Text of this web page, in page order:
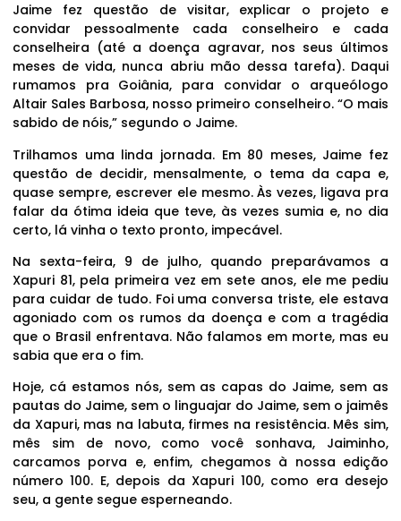
Jaime fez questão de visitar, explicar o projeto e
convidar pessoalmente cada conselheiro e cada
conselheira (até a doença agravar, nos seus últimos
meses de vida, nunca abriu mão dessa tarefa). Daqui
rumamos pra Goiânia, para convidar o arqueólogo
Altair Sales Barbosa, nosso primeiro conselheiro. “O mais
sabido de nóis,” segundo o Jaime.
Trilhamos uma linda jornada. Em 80 meses, Jaime fez
questão de decidir, mensalmente, o tema da capa e,
quase sempre, escrever ele mesmo. Às vezes, ligava pra
falar da ótima ideia que teve, às vezes sumia e, no dia
certo, lá vinha o texto pronto, impecável.
Na sexta-feira, 9 de julho, quando preparávamos a
Xapuri 81, pela primeira vez em sete anos, ele me pediu
para cuidar de tudo. Foi uma conversa triste, ele estava
agoniado com os rumos da doença e com a tragédia
que o Brasil enfrentava. Não falamos em morte, mas eu
sabia que era o fim.
Hoje, cá estamos nós, sem as capas do Jaime, sem as
pautas do Jaime, sem o linguajar do Jaime, sem o jaimês
da Xapuri, mas na labuta, firmes na resistência. Mês sim,
mês sim de novo, como você sonhava, Jaiminho,
carcamos porva e, enfim, chegamos à nossa edição
número 100. E, depois da Xapuri 100, como era desejo
seu, a gente segue esperneando.